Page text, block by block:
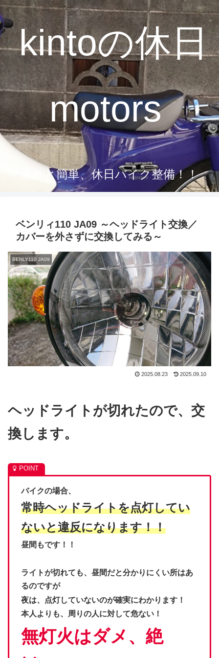
kintoの休日
motors
意外と簡単、休日バイク整備！！
ベンリィ110 JA09 ～ヘッドライト交換／
カバーを外さずに交換してみる～
BENLY110 JA09
2025.08.23 2025.09.10
ヘッドライトが切れたので、交
換します。
バイクの場合、
常時ヘッドライトを点灯してい
ないと違反になります！！
昼間もです！！
ライトが切れても、昼間だと分かりにくい所はあ
るのですが
夜は、点灯していないのが確実にわかります！
本人よりも、周りの人に対して危ない！
無灯火はダメ、絶